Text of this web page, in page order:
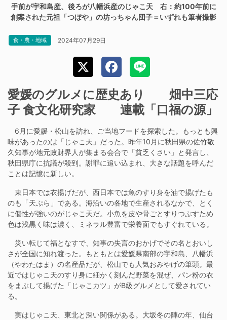
手前が宇和島産、後ろが八幡浜産のじゃこ天 右：約100年前に
創案された元祖「つぼや」の坊っちゃん団子＝いずれも筆者撮影
食・農・地域 2024年07月29日
愛媛のグルメに歴史あり 畑中三応
子 食文化研究家 連載「口福の源」
6月に愛媛・松山を訪れ、ご当地フードを探索した。もっとも興
味があったのは「じゃこ天」だった。昨年10月に秋田県の佐竹敬
久知事が地元政財界人が集まる会合で「貧乏くさい」と発言し、
秋田県庁に抗議が殺到。謝罪に追い込まれ、大きな話題を呼んだ
ことは記憶に新しい。
東日本では衣揚げだが、西日本では魚のすり身を油で揚げたも
のも「天ぷら」である。海沿いの各地で生産されるなかで、とく
に個性が強いのがじゃこ天だ。小魚を皮や骨ごとすりつぶすため
色は浅黒く味は濃く、ミネラル豊富で栄養面でもすぐれている。
災い転じて福となすで、知事の失言のおかげでその名とおいし
さが全国に知れ渡った。もともとは愛媛県南部の宇和島、八幡浜
（やわたはま）の名産品だが、松山でも人気おみやげの筆頭。最
近ではじゃこ天のすり身に細かく刻んだ野菜を混ぜ、パン粉の衣
をまぶして揚げた「じゃこカツ」がB級グルメとして愛されてい
る。
実はじゃこ天、東北と深い関係がある。大坂冬の陣の年、仙台